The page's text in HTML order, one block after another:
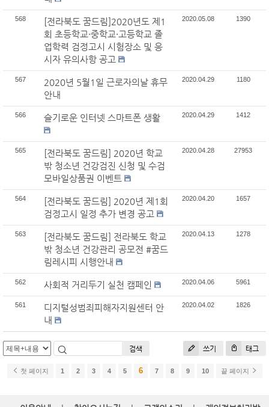
568
[전라북도 꿈드림]2020년도 제1
회 초등학교·중학교·고등학교 졸
업학력 검정고시 시험장소 및 응
시자 유의사항 공고
2020.05.08 1390
567
2020년 5월1일 근로자의날 휴무
안내
2020.04.29 1180
566 슬기로운 인터넷 스마트폰 생활 2020.04.29 1412
565
[전라북도 꿈드림] 2020년 학교
밖 청소년 건강검진 신청 및 수검
모바일상품권 이벤트
2020.04.28 27953
564
[전라북도 꿈드림] 2020년 제1회
검정고시 일정 추가 변경 공고
2020.04.20 1657
563
[전라북도 꿈드림] 전라북도 학교
밖 청소년 건강관리 공모전 #꿈드
림레시피 시행안내
2020.04.13 1278
562 사회적 거리두기 실천 캠페인 2020.04.06 5961
561
디지털성범죄피해자지원센터 안
내
2020.04.02 1826
쓰기 태그
검색
첫 페이지 1 2 3 4 5 6 7 8 9 10 끝 페이지